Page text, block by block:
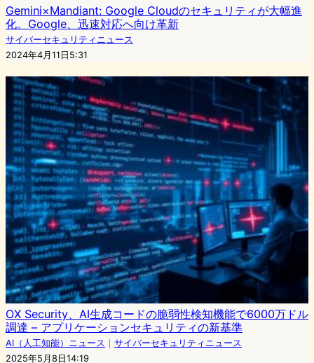
Gemini×Mandiant: Google Cloudのセキュリティが大幅進
化。Google、迅速対応へ向け革新
サイバーセキュリティニュース
2024年4月11日5:31
OX Security、AI生成コードの脆弱性検知機能で6000万ドル
調達 – アプリケーションセキュリティの新基準
AI（人工知能）ニュース ｜ サイバーセキュリティニュース
2025年5月8日14:19